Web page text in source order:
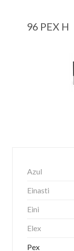
96 PEX H
Azul
Einasti
Eini
Elex
Pex